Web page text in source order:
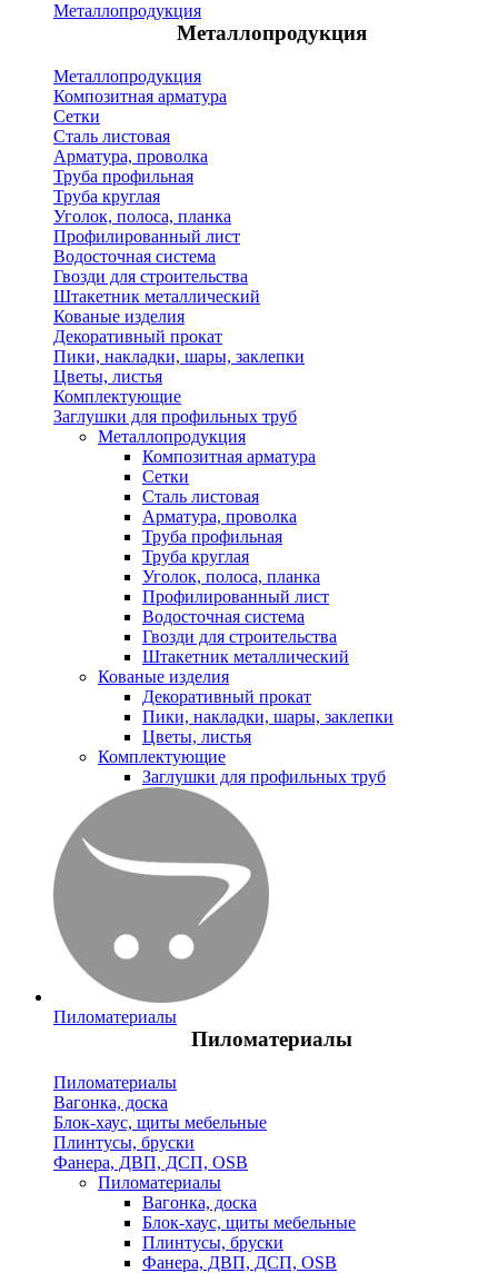
Металлопродукция
Металлопродукция
Металлопродукция
Композитная арматура
Сетки
Сталь листовая
Арматура, проволка
Труба профильная
Труба круглая
Уголок, полоса, планка
Профилированный лист
Водосточная система
Гвозди для строительства
Штакетник металлический
Кованые изделия
Декоративный прокат
Пики, накладки, шары, заклепки
Цветы, листья
Комплектующие
Заглушки для профильных труб
Металлопродукция
Композитная арматура
Сетки
Сталь листовая
Арматура, проволка
Труба профильная
Труба круглая
Уголок, полоса, планка
Профилированный лист
Водосточная система
Гвозди для строительства
Штакетник металлический
Кованые изделия
Декоративный прокат
Пики, накладки, шары, заклепки
Цветы, листья
Комплектующие
Заглушки для профильных труб
Пиломатериалы
Пиломатериалы
Пиломатериалы
Вагонка, доска
Блок-хаус, щиты мебельные
Плинтусы, бруски
Фанера, ДВП, ДСП, OSB
Пиломатериалы
Вагонка, доска
Блок-хаус, щиты мебельные
Плинтусы, бруски
Фанера, ДВП, ДСП, OSB